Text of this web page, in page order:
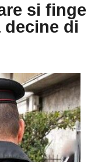
si finge
decine di